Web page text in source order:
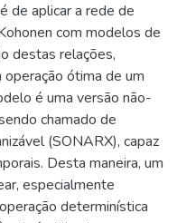
de aplicar a rede de
com modelos de
destas relações,
ótima de um
é uma versão não-
chamado de
(SONARX), capaz
Desta maneira, um
especialmente
determinística